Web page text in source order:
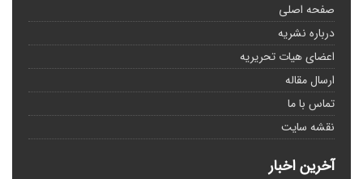
صفحه اصلی
درباره نشریه
اعضای هیات تحریریه
ارسال مقاله
تماس با ما
نقشه سایت
آخرین اخبار